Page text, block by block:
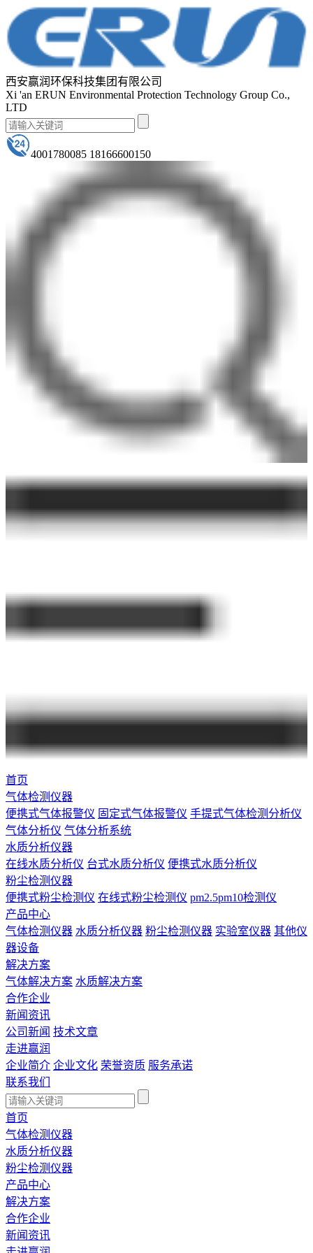
西安赢润环保科技集团有限公司
Xi 'an ERUN Environmental Protection Technology Group Co.,
LTD
4001780085 18166600150
首页
气体检测仪器
便携式气体报警仪 固定式气体报警仪 手提式气体检测分析仪
气体分析仪 气体分析系统
水质分析仪器
在线水质分析仪 台式水质分析仪 便携式水质分析仪
粉尘检测仪器
便携式粉尘检测仪 在线式粉尘检测仪 pm2.5pm10检测仪
产品中心
气体检测仪器 水质分析仪器 粉尘检测仪器 实验室仪器 其他仪
器设备
解决方案
气体解决方案 水质解决方案
合作企业
新闻资讯
公司新闻 技术文章
走进赢润
企业简介 企业文化 荣誉资质 服务承诺
联系我们
首页
气体检测仪器
水质分析仪器
粉尘检测仪器
产品中心
解决方案
合作企业
新闻资讯